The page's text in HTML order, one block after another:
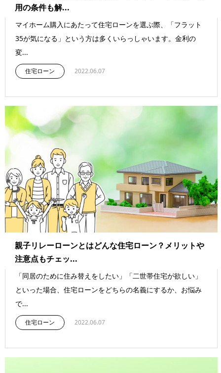
用の条件も解...
マイホーム購入にあたって住宅ローンを選ぶ際、「フラット
35が気になる」という方は多くいらっしゃいます。金利の
変...
住宅ローン 2022.06.07
親子リレーローンとはどんな住宅ローン？メリットや
注意点もチェッ...
「同居のために住み替えをしたい」「二世帯住宅が欲しい」
といった場合、住宅ローンをどちらの名義にするか、お悩み
で...
住宅ローン 2022.06.07